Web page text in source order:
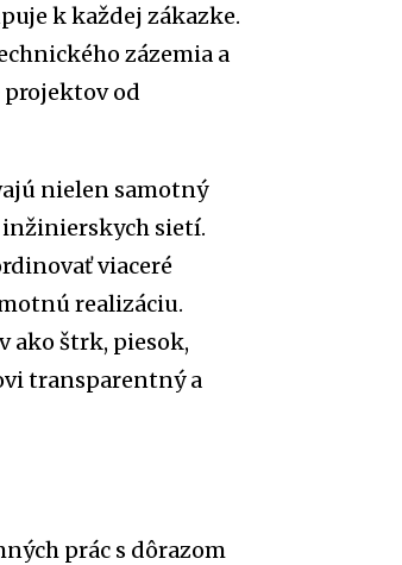
k každej zákazke.
zázemia a
od
nielen samotný
inžinierskych sietí.
viaceré
realizáciu.
ako štrk, piesok,
transparentný a
prác s dôrazom